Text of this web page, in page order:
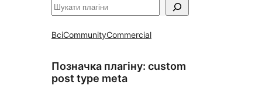
Пошук
ВсіCommunityCommercial
Позначка плагіну: custom
post type meta